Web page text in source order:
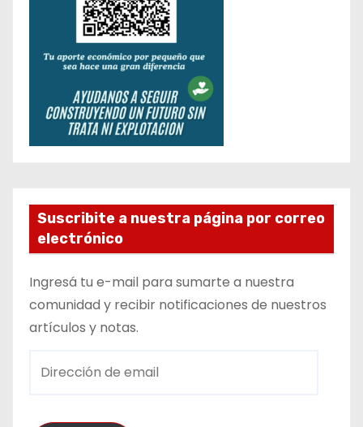
Suscribite a nuestra página por correo
electrónico
Ingresá tu e-mail para sumarte a nuestra
comunidad y recibir notificaciones de nuestros
artículos y notas.